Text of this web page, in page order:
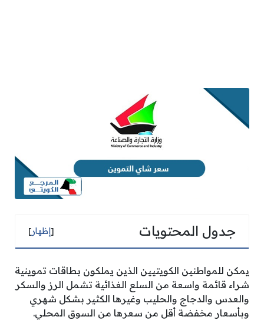
جدول المحتويات [إظهار]
يمكن للمواطنين الكويتيين الذين يملكون بطاقات تموينية
شراء قائمة واسعة من السلع الغذائية تشمل الرز والسكر
والعدس والدجاج والحليب وغيرها الكثير بشكل شهري
وبأسعار مخفضة أقل من سعرها من السوق المحلي.